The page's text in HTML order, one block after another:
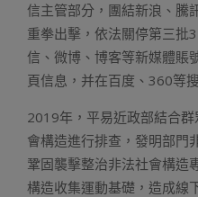
信主管部分，團結新浪、騰
重拳出擊，依法關停第三批
信、微博、博客等新媒體賬
頁信息，并在百度、360等
2019年，平易近政部結合
會構造進行排查，發明部門
鞏固襲擊整治非法社會構造
構造收集運動基礎，造成線